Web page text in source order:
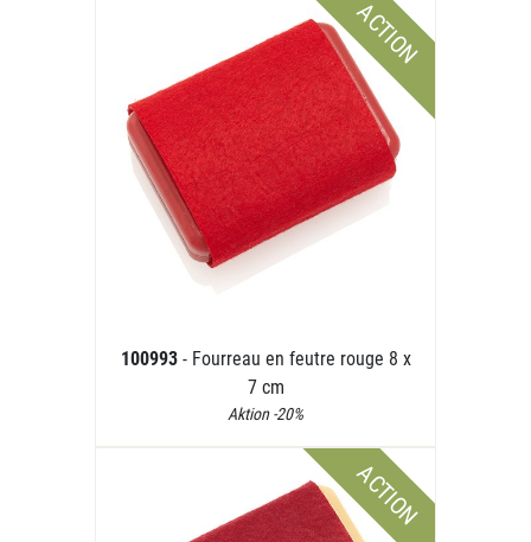
ACTION
100993 - Fourreau en feutre rouge 8 x
7 cm
Aktion -20%
ACTION